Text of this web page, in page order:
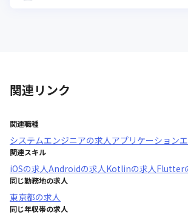
関連リンク
関連職種
システムエンジニアの求人アプリケーション
関連スキル
iOSの求人Androidの求人Kotlinの求人Flutter
同じ勤務地の求人
東京都の求人
同じ年収帯の求人